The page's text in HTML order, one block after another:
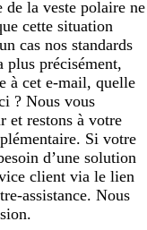
de la veste polaire ne
cette situation
cas nos standards
précisément,
à cet e-mail, quelle
? Nous vous
et restons à votre
Si votre
d’une solution
client via le lien
assistance. Nous